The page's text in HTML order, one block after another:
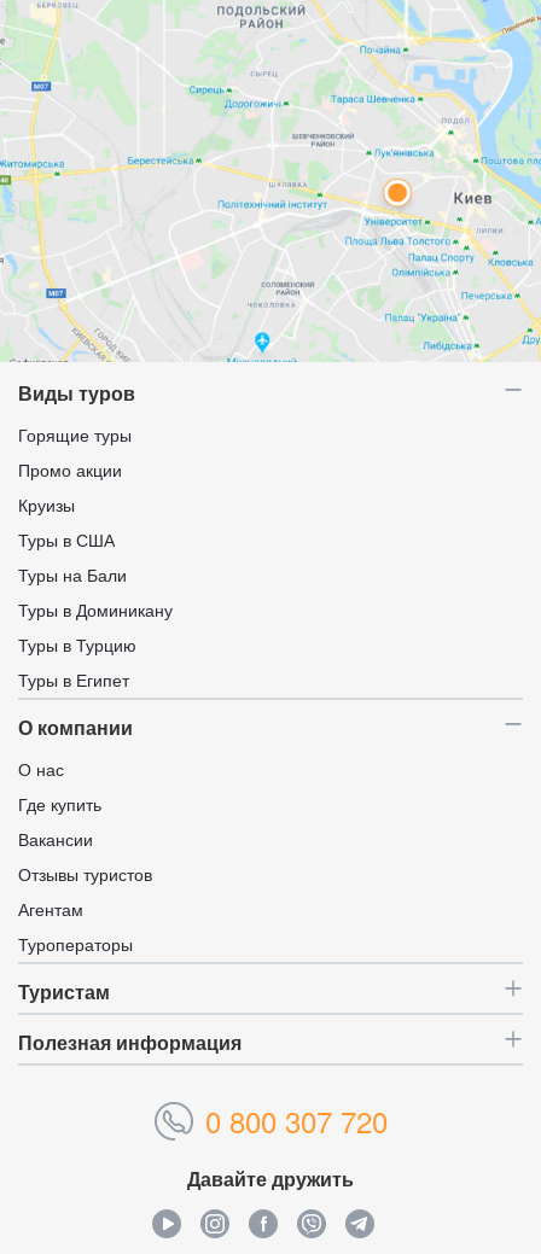
Виды туров
Горящие туры
Промо акции
Круизы
Туры в США
Туры на Бали
Туры в Доминикану
Туры в Турцию
Туры в Египет
О компании
О нас
Где купить
Вакансии
Отзывы туристов
Агентам
Туроператоры
Туристам
Полезная информация
0 800 307 720
Давайте дружить